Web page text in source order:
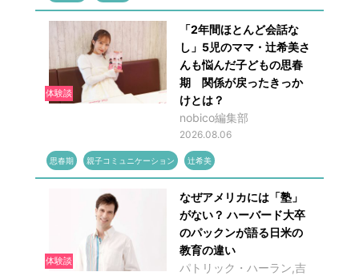
体験談
「2年間ほとんど会話な
し」5児のママ・辻希美さ
んも悩んだ子どもの思春
期 関係が戻ったきっか
けとは？
nobico編集部
2026.08.06
思春期 親子コミュニケーション 辻希美
体験談
なぜアメリカには「塾」
がない？ ハーバード大卒
のパックンが語る日米の
教育の違い
パトリック・ハーラン,吉